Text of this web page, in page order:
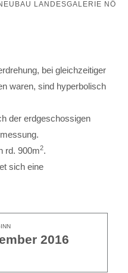
LANDESGALERIE NÖ
bei gleichzeitiger
waren, sind hyperbolisch
der erdgeschossigen
rd. 900m2.
sich eine
2016